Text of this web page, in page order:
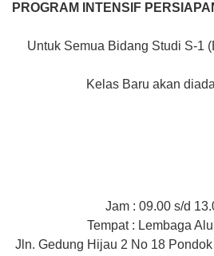
PROGRAM INTENSIF
Untuk Semua Bidang Studi S-1
Kelas Baru akan
Jam : 09.00 s/d
Tempat : Lembaga
Jln. Gedung Hijau 2 No 18